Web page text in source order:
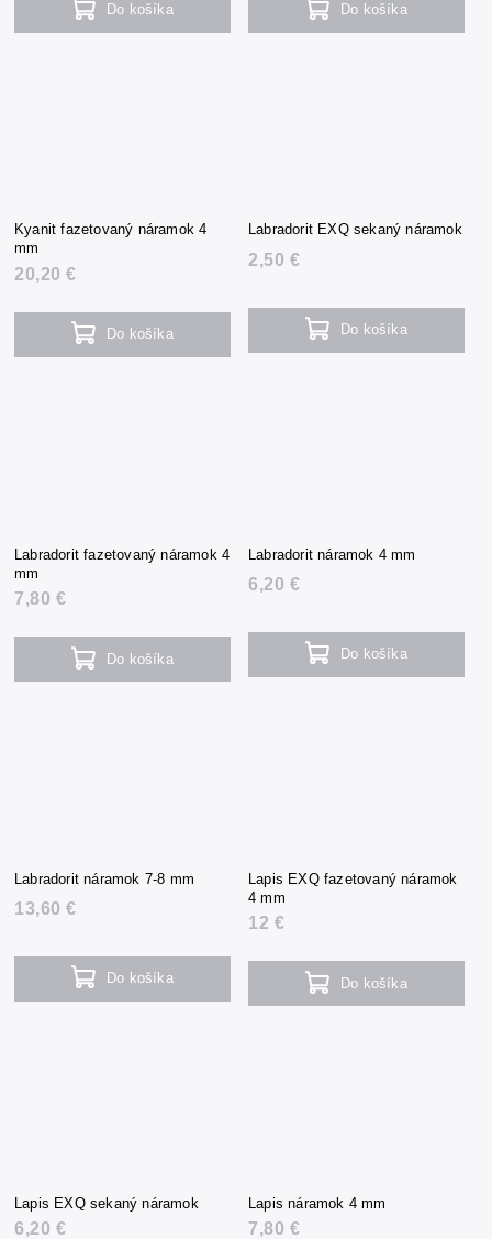
Do košíka Do košíka
Kyanit fazetovaný náramok 4
mm
20,20 €
Do košíka
Labradorit EXQ sekaný náramok
2,50 €
Do košíka
Labradorit fazetovaný náramok 4
mm
7,80 €
Do košíka
Labradorit náramok 4 mm
6,20 €
Do košíka
Labradorit náramok 7-8 mm
13,60 €
Do košíka
Lapis EXQ fazetovaný náramok
4 mm
12 €
Do košíka
Lapis EXQ sekaný náramok
6,20 €
Lapis náramok 4 mm
7,80 €